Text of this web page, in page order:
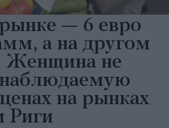
— 6 евро
а на другом
Женщина не
на рынках